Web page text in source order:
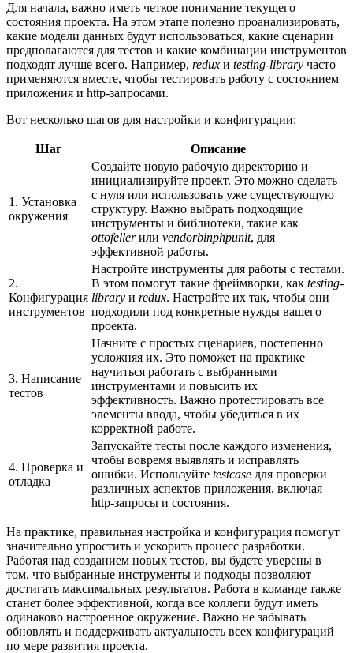
Для начала, важно иметь четкое понимание текущего
состояния проекта. На этом этапе полезно проанализировать,
какие модели данных будут использоваться, какие сценарии
предполагаются для тестов и какие комбинации инструментов
подходят лучше всего. Например, redux и testing-library часто
применяются вместе, чтобы тестировать работу с состоянием
приложения и http-запросами.
Вот несколько шагов для настройки и конфигурации:
Шаг Описание
1. Установка
окружения
Создайте новую рабочую директорию и
инициализируйте проект. Это можно сделать
с нуля или использовать уже существующую
структуру. Важно выбрать подходящие
инструменты и библиотеки, такие как
ottofellerили vendorbinphpunit, для
эффективной работы.
2.
Конфигурация
инструментов
Настройте инструменты для работы с тестами.
В этом помогут такие фреймворки, как testing-
library и redux. Настройте их так, чтобы они
подходили под конкретные нужды вашего
проекта.
3. Написание
тестов
Начните с простых сценариев, постепенно
усложняя их. Это поможет на практике
научиться работать с выбранными
инструментами и повысить их
эффективность. Важно протестировать все
элементы ввода, чтобы убедиться в их
корректной работе.
4. Проверка и
отладка
Запускайте тесты после каждого изменения,
чтобы вовремя выявлять и исправлять
ошибки. Используйте testcase для проверки
различных аспектов приложения, включая
http-запросы и состояния.
На практике, правильная настройка и конфигурация помогут
значительно упростить и ускорить процесс разработки.
Работая над созданием новых тестов, вы будете уверены в
том, что выбранные инструменты и подходы позволяют
достигать максимальных результатов. Работа в команде также
станет более эффективной, когда все коллеги будут иметь
одинаково настроенное окружение. Важно не забывать
обновлять и поддерживать актуальность всех конфигураций
по мере развития проекта.